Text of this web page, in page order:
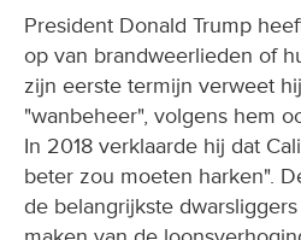
President Donald Trump
op van brandweerlieden of
zijn eerste termijn verweet
"wanbeheer", volgens hem
In 2018 verklaarde hij dat
beter zou moeten harken".
de belangrijkste